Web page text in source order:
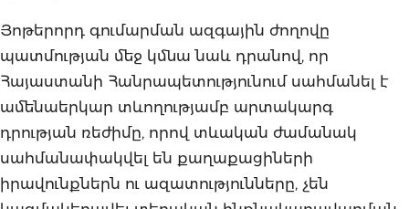
Յոթերորդ գումարման ազգային ժողովը
պատմության մեջ կմնա նաև դրանով, որ
Հայաստանի Հանրապետությունում սահմանել է
ամենաերկար տևողությամբ արտակարգ
դրության ռեժիմը, որով տևական ժամանակ
սահմանափակվել են քաղաքացիների
իրավունքներն ու ազատությունները, չեն